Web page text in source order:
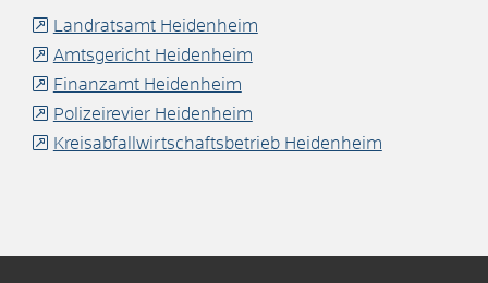
Landratsamt Heidenheim
Amtsgericht Heidenheim
Finanzamt Heidenheim
Polizeirevier Heidenheim
Kreisabfallwirtschaftsbetrieb Heidenheim